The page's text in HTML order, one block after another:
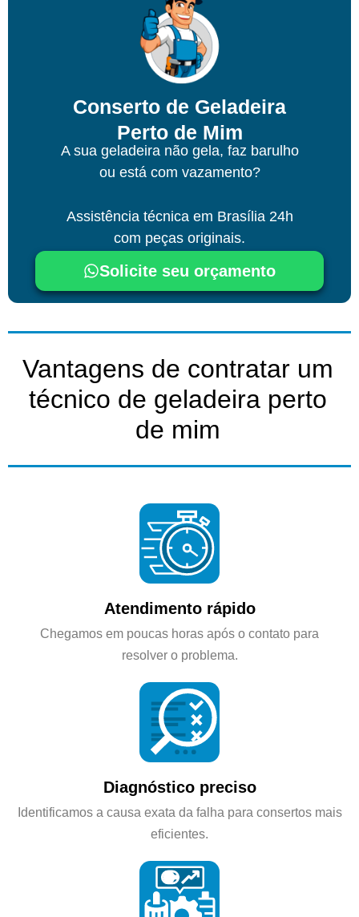
Conserto de Geladeira
Perto de Mim
A sua geladeira não gela, faz barulho
ou está com vazamento?
Assistência técnica em Brasília24h
com peças originais.
Solicite seu orçamento
Vantagens de contratar um
técnico de geladeira perto
de mim
Atendimento rápido
Chegamos em poucas horas após o contato para
resolver o problema.
Diagnóstico preciso
Identificamos a causa exata da falha para consertos mais
eficientes.